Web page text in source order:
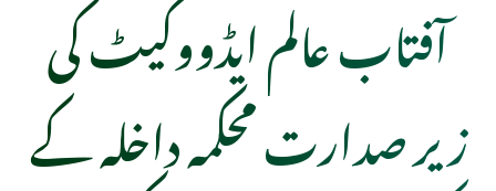
آفتاب عالم ایڈووکیٹ کی
زیر صدارت محکمہ داخلہ کے